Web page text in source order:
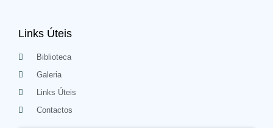
Links Úteis
Biblioteca
Galeria
Links Úteis
Contactos